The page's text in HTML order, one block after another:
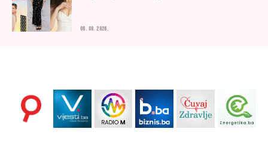
06. 08. 2026.